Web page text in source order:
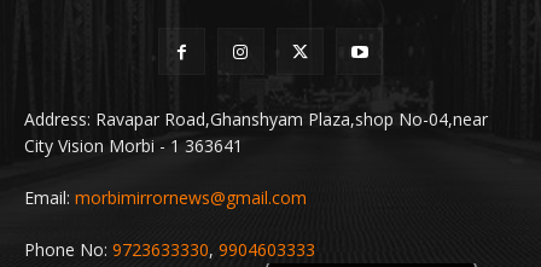
Address: Ravapar Road,Ghanshyam Plaza,shop No-04,near
City Vision Morbi - 1 363641
Email: morbimirrornews@gmail.com
Phone No: 9723633330, 9904603333